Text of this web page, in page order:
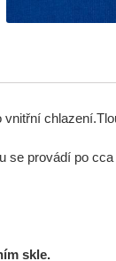
provádí po
skle.